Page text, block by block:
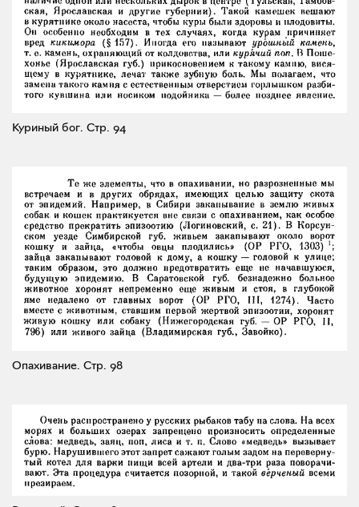
Куриный бог. Стр. 94
Опахивание. Стр. 98